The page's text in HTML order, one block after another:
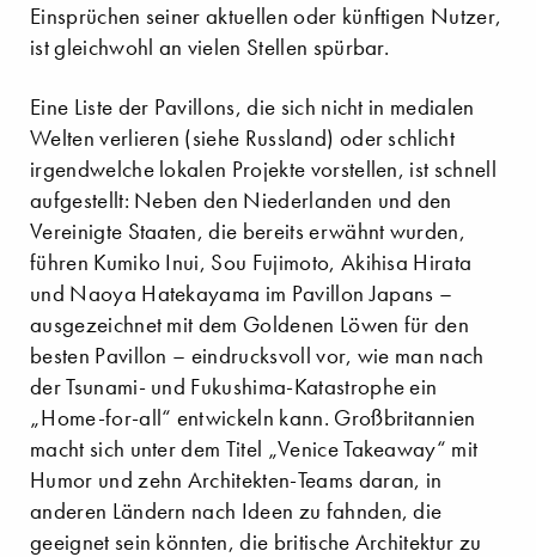
Einsprüchen seiner aktuellen oder künftigen Nutzer,
ist gleichwohl an vielen Stellen spürbar.
Eine Liste der Pavillons, die sich nicht in medialen
Welten verlieren (siehe Russland) oder schlicht
irgendwelche lokalen Projekte vorstellen, ist schnell
aufgestellt: Neben den Niederlanden und den
Vereinigte Staaten, die bereits erwähnt wurden,
führen Kumiko Inui, Sou Fujimoto, Akihisa Hirata
und Naoya Hatekayama im Pavillon Japans –
ausgezeichnet mit dem Goldenen Löwen für den
besten Pavillon – eindrucksvoll vor, wie man nach
der Tsunami- und Fukushima-Katastrophe ein
„Home-for-all“ entwickeln kann. Großbritannien
macht sich unter dem Titel „Venice Takeaway“ mit
Humor und zehn Architekten-Teams daran, in
anderen Ländern nach Ideen zu fahnden, die
geeignet sein könnten, die britische Architektur zu